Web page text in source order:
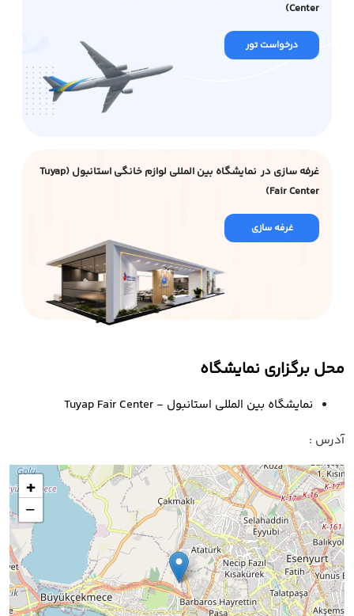
Center)
درخواست تور
غرفه سازی در نمایشگاه بین المللی لوازم خانگی استانبول (Tuyap
Fair Center)
غرفه سازی
محل برگزاری نمایشگاه
نمایشگاه بین المللی استانبول - Tuyap Fair Center
آدرس :
+
−